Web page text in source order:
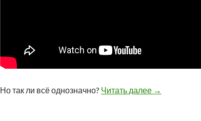
Но так ли всё однозначно? Читать далее Сборник
→